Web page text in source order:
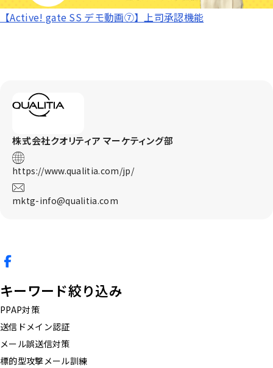
【Active! gate SS デモ動画⑦】上司承認機能
株式会社クオリティア マーケティング部
https://www.qualitia.com/jp/
mktg-info@qualitia.com
キーワード絞り込み
PPAP対策
送信ドメイン認証
メール誤送信対策
標的型攻撃メール訓練